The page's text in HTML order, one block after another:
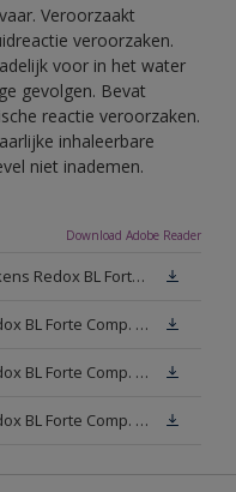
Veroorzaakt
veroorzaken.
voor in het water
gevolgen. Bevat
reactie veroorzaken.
inhaleerbare
niet inademen.
Download Adobe Reader
Technisch informatieblad Sikkens Redox BL Forte (PDF)
Veiligheidsinformatieblad Redox BL Forte Comp. B (MSDS)
Veiligheidsinformatieblad Redox BL Forte Comp. -A W05 (MSDS)
Veiligheidsinformatieblad Redox BL Forte Comp. -A N00 (MSDS)